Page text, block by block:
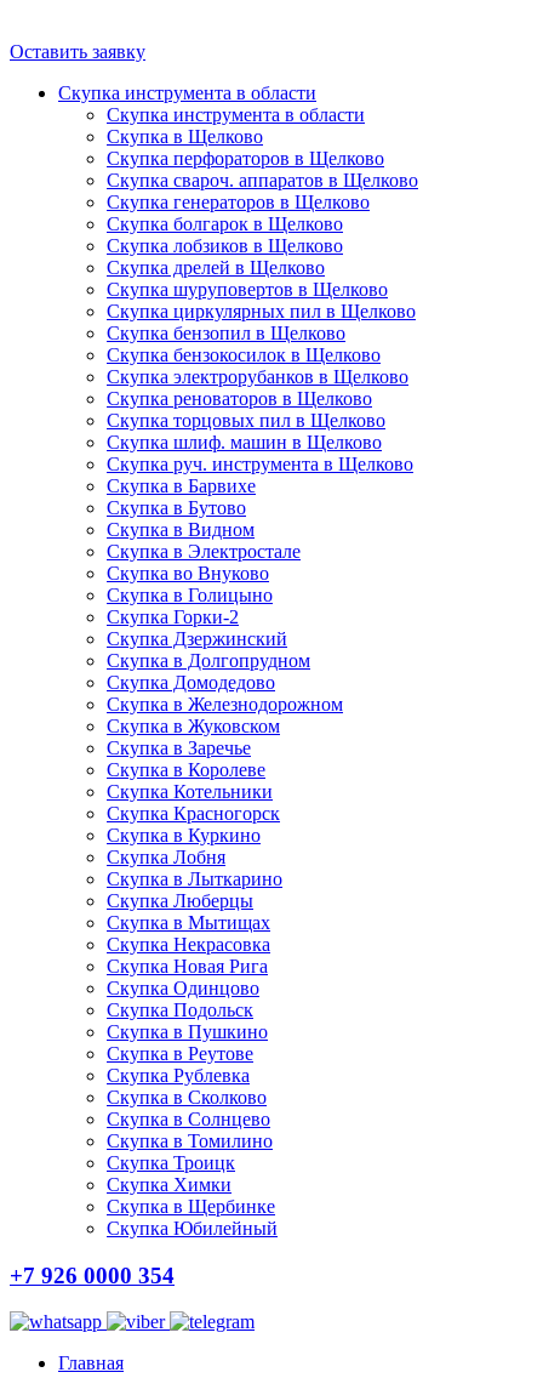
Оставить заявку
Скупка инструмента в области
Скупка инструмента в области
Скупка в Щелково
Скупка перфораторов в Щелково
Скупка свароч. аппаратов в Щелково
Скупка генераторов в Щелково
Скупка болгарок в Щелково
Скупка лобзиков в Щелково
Скупка дрелей в Щелково
Скупка шуруповертов в Щелково
Скупка циркулярных пил в Щелково
Скупка бензопил в Щелково
Скупка бензокосилок в Щелково
Скупка электрорубанков в Щелково
Скупка реноваторов в Щелково
Скупка торцовых пил в Щелково
Скупка шлиф. машин в Щелково
Скупка руч. инструмента в Щелково
Скупка в Барвихе
Скупка в Бутово
Скупка в Видном
Скупка в Электростале
Скупка во Внуково
Скупка в Голицыно
Скупка Горки-2
Скупка Дзержинский
Скупка в Долгопрудном
Скупка Домодедово
Скупка в Железнодорожном
Скупка в Жуковском
Скупка в Заречье
Скупка в Королеве
Скупка Котельники
Скупка Красногорск
Скупка в Куркино
Скупка Лобня
Скупка в Лыткарино
Скупка Люберцы
Скупка в Мытищах
Скупка Некрасовка
Скупка Новая Рига
Скупка Одинцово
Скупка Подольск
Скупка в Пушкино
Скупка в Реутове
Скупка Рублевка
Скупка в Сколково
Скупка в Солнцево
Скупка в Томилино
Скупка Троицк
Скупка Химки
Скупка в Щербинке
Скупка Юбилейный
+7 926 0000 354
Главная